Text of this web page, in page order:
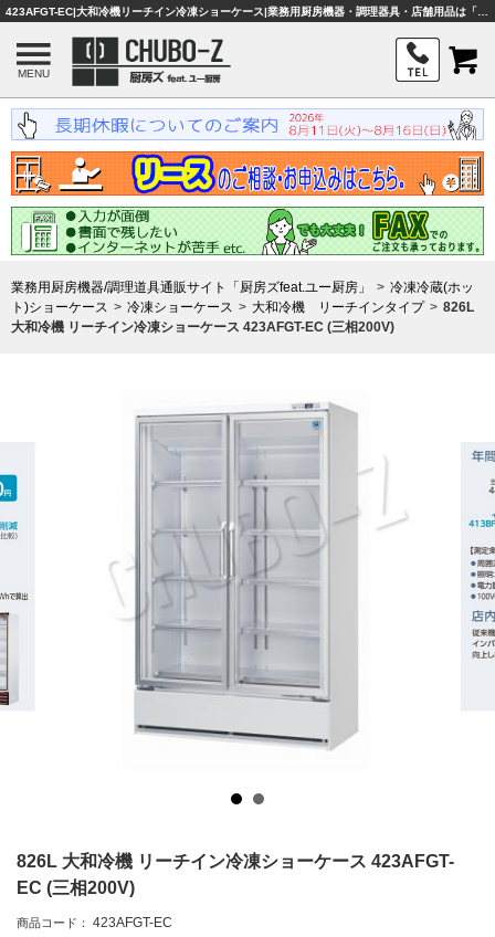
MENU
業務用厨房機器/調理道具通販サイト「厨房ズfeat.ユー厨房」
冷凍冷蔵(ホッ
ト)ショーケース
冷凍ショーケース 大和冷機 リーチインタイプ
826L
大和冷機 リーチイン冷凍ショーケース 423AFGT-EC (三相200V)
826L 大和冷機 リーチイン冷凍ショーケース 423AFGT-
EC (三相200V)
商品コード： 423AFGT-EC